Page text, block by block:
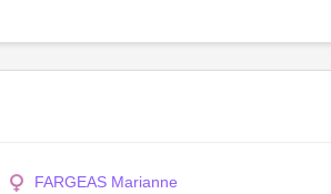
FARGEAS Marianne